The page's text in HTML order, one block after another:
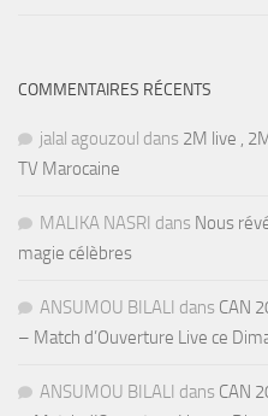
COMMENTAIRES RÉCENTS
jalal agouzoul dans 2M live ,
TV Marocaine
MALIKA NASRI dans Nous
magie célèbres
ANSUMOU BILALI dans CAN
– Match d’Ouverture Live ce
ANSUMOU BILALI dans CAN